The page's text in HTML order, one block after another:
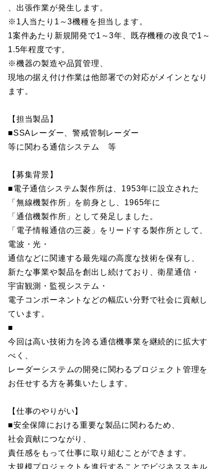
、出張作業が発生します。
※1人当たり1～3機種を担当します。
1案件あたり新規開発で1～3年、既存機種の改良で1～
1.5年程度です。
※機器の製造や品質管理、
現地の据え付け作業は他部署での対応がメインとなり
ます。
【担当製品】
■SSAレーダー、警戒管制レーダー
等に関わる通信システム 等
【募集背景】
■電子通信システム製作所は、1953年に設立された
「無線機製作所」を前身とし、1965年に
「通信機製作所」として発足しました。
「電子情報通信の三菱」をリードする製作所として、
電波・光・
通信などに関連する最先端の高度な技術を保有し、
新たな事業や製品を創出し続けており、衛星通信・
宇宙観測・監視システム・
電子コンポーネントなどの幅広い分野で社会に貢献し
ています。
■
今回は高い技術力を誇る通信機事業を継続的に拡大す
べく、
レーダーシステムの開発に関わるプロジェクト管理を
お任せする方を募集いたします。
【仕事のやりがい】
■安全保障における重要な製品に関わるため、
社会貢献につながり、
責任感をもって仕事に取り組むことができます。
大規模プロジェクトを進行することでビジネススキル